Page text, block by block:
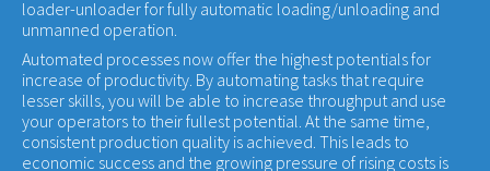
loader-unloader for fully automatic loading/unloading and
unmanned operation.
Automated processes now offer the highest potentials for
increase of productivity. By automating tasks that require
lesser skills, you will be able to increase throughput and use
your operators to their fullest potential. At the same time,
consistent production quality is achieved. This leads to
economic success and the growing pressure of rising costs is